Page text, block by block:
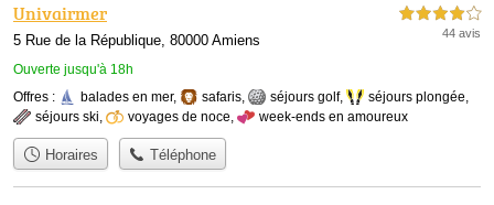
Univairmer
5 Rue de la République, 80000 Amiens
Ouverte jusqu'à 18h
4,0 étoiles sur 5
44 avis
Offres : balades en mer, safaris, séjours golf, séjours plongée,
séjours ski, voyages de noce, week-ends en amoureux
Horaires Téléphone